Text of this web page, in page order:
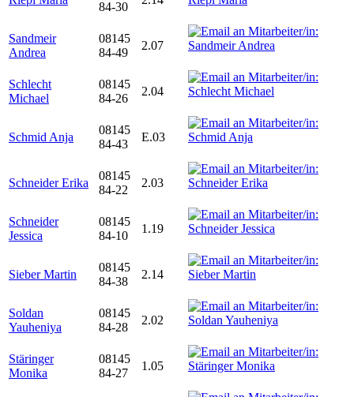
84-30
Sandmeir
Andrea
08145
84-49
2.07
Schlecht
Michael
08145
84-26
2.04
Schmid Anja
08145
84-43
E.03
Schneider Erika
08145
84-22
2.03
Schneider
Jessica
08145
84-10
1.19
Sieber Martin
08145
84-38
2.14
Soldan
Yauheniya
08145
84-28
2.02
Stäringer
Monika
08145
84-27
1.05